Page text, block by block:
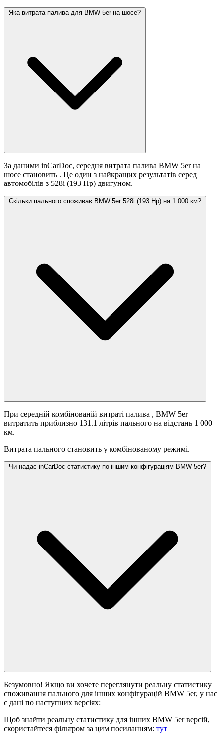
Яка витрата палива для BMW 5er на шосе?
За даними inCarDoc, середня витрата палива BMW 5er на
шосе становить . Це один з найкращих результатів серед
автомобілів з 528i (193 Hp) двигуном.
Скільки пального споживає BMW 5er 528i (193 Hp) на 1 000 км?
При середній комбінованій витраті палива , BMW 5er
витратить приблизно 131.1 літрів пального на відстань 1 000
км.
Витрата пального становить у комбінованому режимі.
Чи надає inCarDoc статистику по іншим конфігураціям BMW 5er?
Безумовно! Якщо ви хочете переглянути реальну статистику
споживання пального для інших конфігурацій BMW 5er, у нас
є дані по наступних версіях:
Щоб знайти реальну статистику для інших BMW 5er версій,
скористайтеся фільтром за цим посиланням: тут